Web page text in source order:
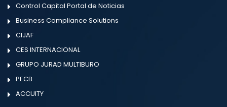
Control Capital Portal de Noticias
Business Compliance Solutions
CIJAF
CES INTERNACIONAL
GRUPO JURAD MULTIBURO
PECB
ACCUITY